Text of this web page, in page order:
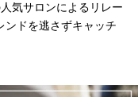
気サロンによるリレー
ンドを逃さずキャッチ